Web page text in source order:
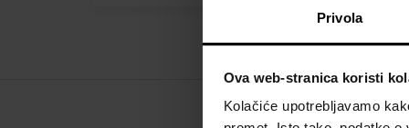
Privola
Ova web-stranica koristi
Kolačiće upotrebljavamo